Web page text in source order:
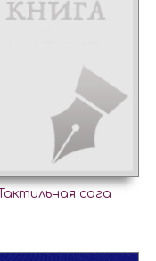
Тактильная сага